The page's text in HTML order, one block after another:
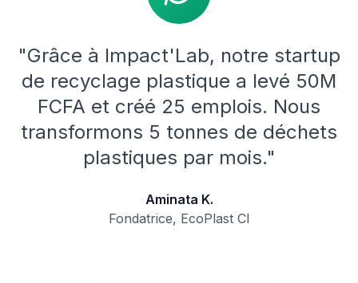
"Grâce à Impact'Lab, notre startup
de recyclage plastique a levé 50M
FCFA et créé 25 emplois. Nous
transformons 5 tonnes de déchets
plastiques par mois."
Aminata K.
Fondatrice, EcoPlast CI